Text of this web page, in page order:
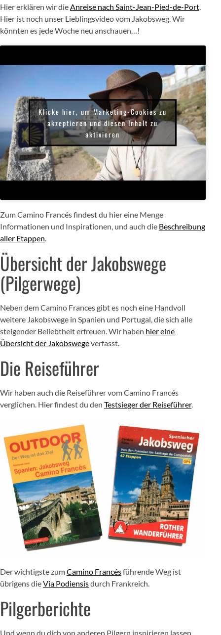
Hier erklären wir die Anreise nach Saint-Jean-Pied-de-Port
Hier ist noch unser Lieblingsvideo vom Jakobsweg. Wir
könnten es jede Woche neu anschauen…!
Klicke hier, um Marketing-Cookies zu
akzeptieren und diesen Inhalt zu
aktivieren
Zum Camino Francés findest du hier eine Menge
Informationen und Inspirationen, und auch die Beschreibung
aller Etappen.
Übersicht der Jakobswege
(Pilgerwege)
Neben dem Camino Frances gibt es noch eine Handvoll
weitere Jakobswege in Spanien und Portugal, die sich alle
steigender Beliebtheit erfreuen. Wir haben hier eine
Übersicht der Jakobswegeverfasst.
Die Reiseführer
Wir haben auch die Reiseführer vom Camino Francés
verglichen. Hier findest du den Testsieger der Reiseführer.
Der wichtigste zumCamino Francésführende Weg ist
übrigens dieVia Podiensisdurch Frankreich.
Pilgerberichte
Und wenn du dich von anderen Pilgern inspirieren lassen